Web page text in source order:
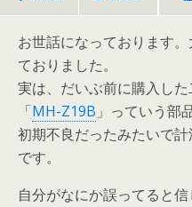
お世話になっております
ておりました。
実は、だいぶ前に購入し
「MH-Z19B 」っていう部
初期不良だったみたいで
です。
自分がなにか誤ってると信